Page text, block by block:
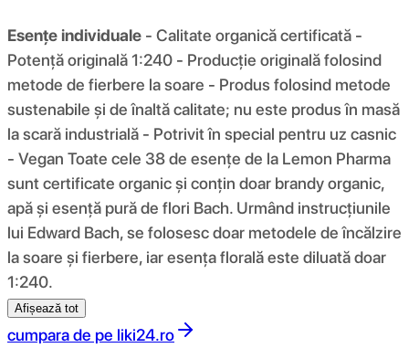
Esențe individuale - Calitate organică certificată -
Potență originală 1:240 - Producție originală folosind
metode de fierbere la soare - Produs folosind metode
sustenabile și de înaltă calitate; nu este produs în masă
la scară industrială - Potrivit în special pentru uz casnic
- Vegan Toate cele 38 de esențe de la Lemon Pharma
sunt certificate organic și conțin doar brandy organic,
apă și esență pură de flori Bach. Urmând instrucțiunile
lui Edward Bach, se folosesc doar metodele de încălzire
la soare și fierbere, iar esența florală este diluată doar
1:240.
Afișează tot
cumpara de pe liki24.ro